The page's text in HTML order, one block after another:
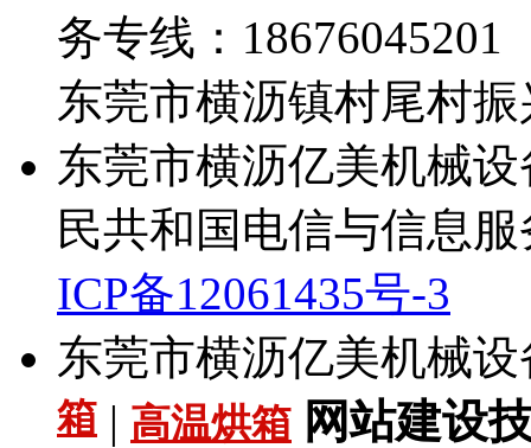
务专线：
东莞市横沥镇村尾村
东莞市横沥亿美机械设
民共和国电信与信息
ICP备12061435号-3
东莞市横沥亿美机械
箱 | 高温烘箱 网站建设